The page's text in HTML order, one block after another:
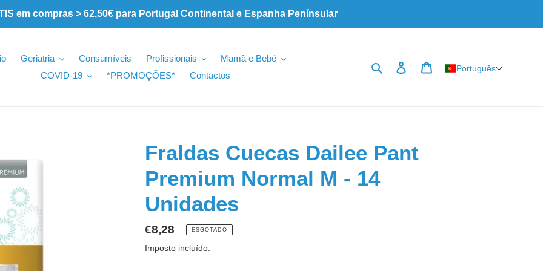
em compras > 62,50€ para Portugal Continental e Espanha Penínsular
Geriatria Consumíveis Profissionais
Mamã e Bebé
COVID-19
*PROMOÇÕES* Contactos
PesquisarIniciar sessão
CarrinhoPortuguês
Fraldas Cuecas Dailee Pant
Premium Normal M - 14
Unidades
Preço
normal
€8,28 ESGOTADO
Imposto incluído.